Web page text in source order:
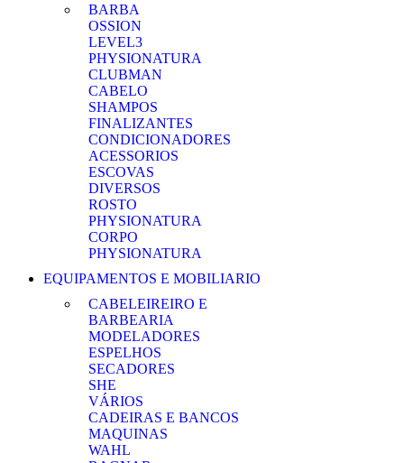
BARBA
OSSION
LEVEL3
PHYSIONATURA
CLUBMAN
CABELO
SHAMPOS
FINALIZANTES
CONDICIONADORES
ACESSORIOS
ESCOVAS
DIVERSOS
ROSTO
PHYSIONATURA
CORPO
PHYSIONATURA
EQUIPAMENTOS E MOBILIARIO
CABELEIREIRO E
BARBEARIA
MODELADORES
ESPELHOS
SECADORES
SHE
VÁRIOS
CADEIRAS E BANCOS
MAQUINAS
WAHL